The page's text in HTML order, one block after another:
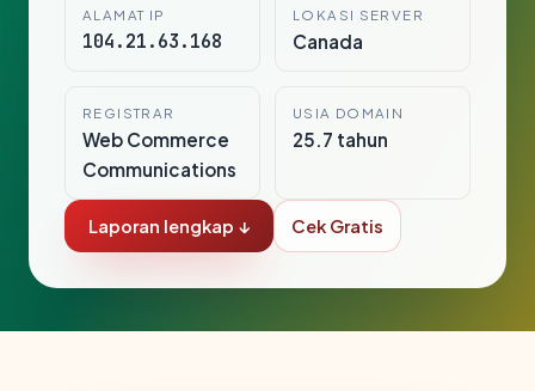
ALAMAT IP
104.21.63.168
LOKASI SERVER
Canada
REGISTRAR
Web Commerce
Communications
USIA DOMAIN
25.7 tahun
Laporan lengkap ↓ Cek Gratis